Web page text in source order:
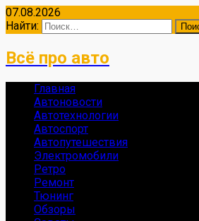
07.08.2026
Найти:
Всё про авто
Главная
Автоновости
Автотехнологии
Автоспорт
Автопутешествия
Электромобили
Ретро
Ремонт
Тюнинг
Обзоры